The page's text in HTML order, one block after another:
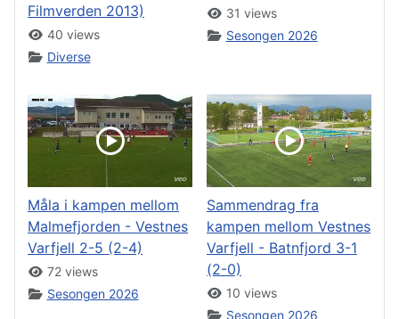
Filmverden 2013)
40 views
Diverse
31 views
Sesongen 2026
Måla i kampen mellom
Malmefjorden - Vestnes
Varfjell 2-5 (2-4)
72 views
Sesongen 2026
Sammendrag fra
kampen mellom Vestnes
Varfjell - Batnfjord 3-1
(2-0)
10 views
Sesongen 2026